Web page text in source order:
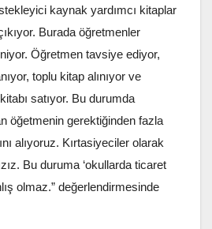
kaynak yardımcı kitaplar
Burada öğretmenler
Öğretmen tavsiye ediyor,
toplu kitap alınıyor ve
satıyor. Bu durumda
öğetmenin gerektiğinden fazla
alıyoruz. Kırtasiyeciler olarak
Bu duruma ‘okullarda ticaret
olmaz.” değerlendirmesinde